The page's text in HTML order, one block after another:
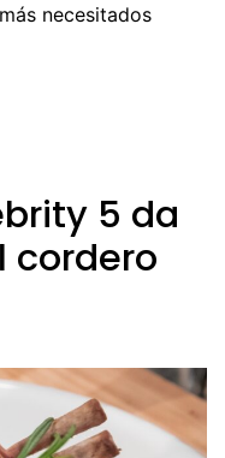
necesitados
5 da
cordero